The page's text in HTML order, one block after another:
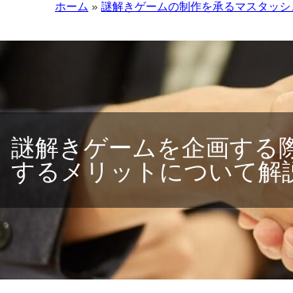
ホーム » 謎解きゲームの制作を承るマスタッ
謎解きゲームを企画する
するメリットについて解